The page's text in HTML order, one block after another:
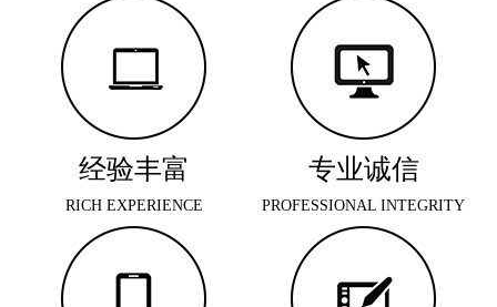
经验丰富
RICH EXPERIENCE
专业诚信
PROFESSIONAL INTEGRITY